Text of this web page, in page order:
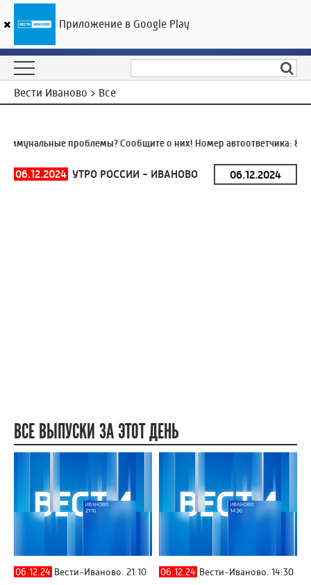
ГТРК «Ивтелерадио»
Вести Иваново > Все
проблемы? Сообщите о них! Номер автоответчика:8
06.12.2024 УТРО РОССИИ - ИВАНОВО
ВСЕ ВЫПУСКИ ЗА ЭТОТ ДЕНЬ
06.12.24 Вести-Иваново. 21:10 06.12.24 Вести-Иваново. 14:30
Приложение в Google Play